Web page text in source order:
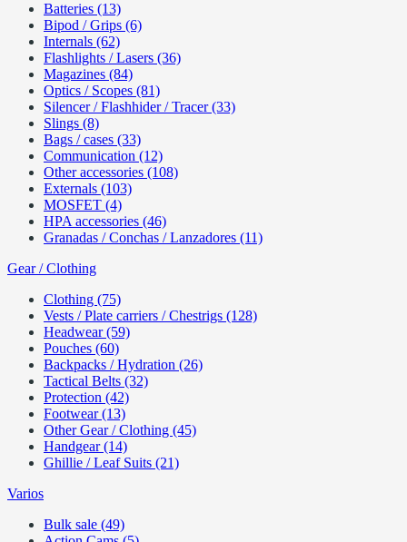
Batteries (13)
Bipod / Grips (6)
Internals (62)
Flashlights / Lasers (36)
Magazines (84)
Optics / Scopes (81)
Silencer / Flashhider / Tracer (33)
Slings (8)
Bags / cases (33)
Communication (12)
Other accessories (108)
Externals (103)
MOSFET (4)
HPA accessories (46)
Granadas / Conchas / Lanzadores (11)
Gear / Clothing
Clothing (75)
Vests / Plate carriers / Chestrigs (128)
Headwear (59)
Pouches (60)
Backpacks / Hydration (26)
Tactical Belts (32)
Protection (42)
Footwear (13)
Other Gear / Clothing (45)
Handgear (14)
Ghillie / Leaf Suits (21)
Varios
Bulk sale (49)